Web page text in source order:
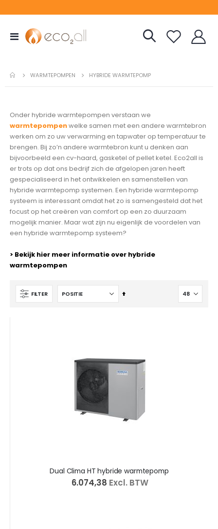
Toggle
Nav
WARMTEPOMPEN HYBRIDE WARMTEPOMP
Onder hybride warmtepompen verstaan we
warmtepompenwelke samen met een andere warmtebron
werken om zo uw verwarming en tapwater op temperatuur te
brengen. Bij zo’n andere warmtebron kunt u denken aan
bijvoorbeeld een cv-haard, gasketel of pellet ketel. Eco2all is
er trots op dat ons bedrijf zich de afgelopen jaren heeft
gespecialiseerd in het ontwikkelen en samenstellen van
hybride warmtepomp systemen. Een hybride warmtepomp
systeem is interessant omdat het zo is samengesteld dat het
focust op het creëren van comfort op een zo duurzaam
mogelijk manier. Maar wat zijn nu eigenlijk de voordelen van
een hybride warmtepomp systeem?
> Bekijk hier meer informatie over hybride
warmtepompen
FILTER
Van
Dual Clima HT hybride warmtepomp
€ 6.074,38 Excl. BTW